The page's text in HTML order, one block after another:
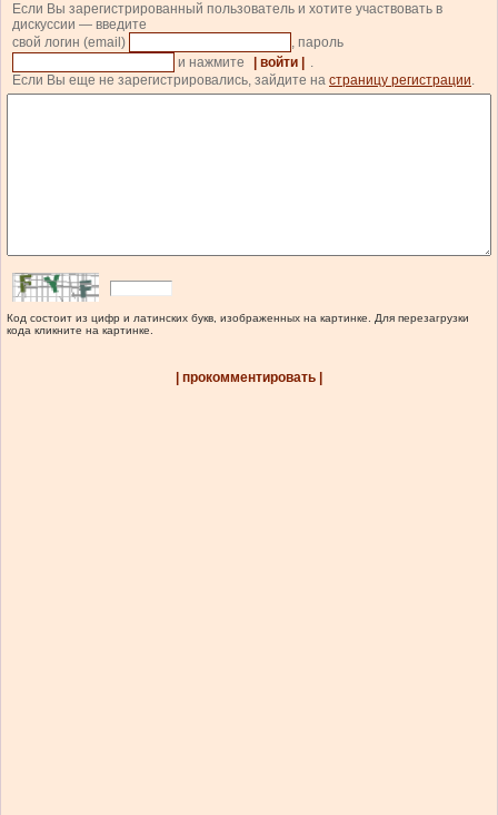
Если Вы зарегистрированный пользователь и хотите участвовать в
дискуссии — введите
свой логин (email)
, пароль
и нажмите
| войти |
.
Если Вы еще не зарегистрировались, зайдите на страницу регистрации.
Код состоит из цифр и латинских букв, изображенных на картинке. Для перезагрузки
кода кликните на картинке.
| прокомментировать |